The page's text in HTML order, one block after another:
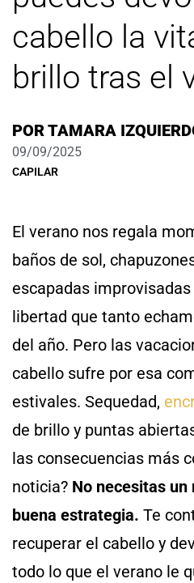
cabello la
brillo tras el
PORTAMARA
09/09/2025
CAPILAR
El verano nos regala
baños de sol,
escapadas
libertad que tanto
del año. Pero las
cabello sufre por esa
estivales. Sequedad,
de brillo y puntas
las consecuencias más
noticia? No necesitas un
buena estrategia. Te
recuperar el cabello y
todo lo que el verano le